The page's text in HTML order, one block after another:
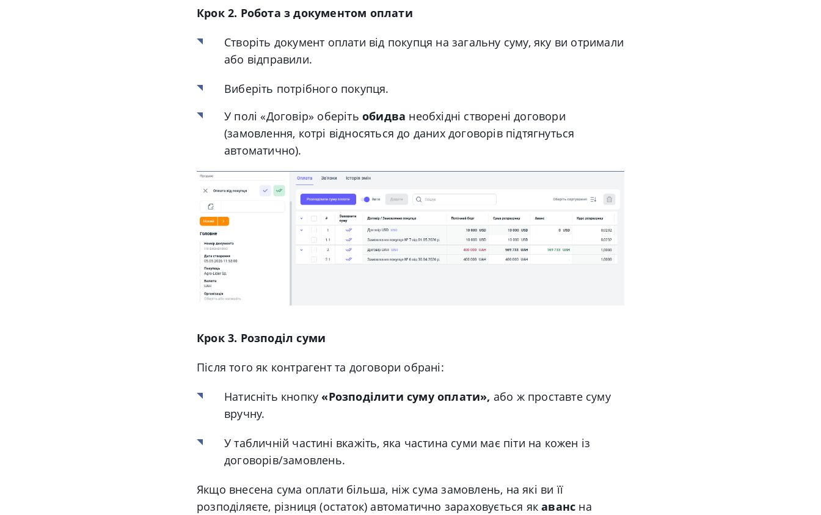
Крок 2. Робота з документом оплати
Створіть документ оплати від покупця на загальну суму, яку ви отримали
або відправили.
Виберіть потрібного покупця.
У полі «Договір» оберіть обидва необхідні створені договори
(замовлення, котрі відносяться до даних договорів підтягнуться
автоматично).
Крок 3. Розподіл суми
Після того як контрагент та договори обрані:
Натисніть кнопку «Розподілити суму оплати», або ж проставте суму
вручну.
У табличній частині вкажіть, яка частина суми має піти на кожен із
договорів/замовлень.
Якщо внесена сума оплати більша, ніж сума замовлень, на які ви її
розподіляєте, різниця (остаток) автоматично зараховується якаванс на